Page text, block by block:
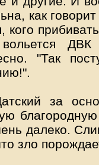
как
кого
"Так
за
далеко.
зло